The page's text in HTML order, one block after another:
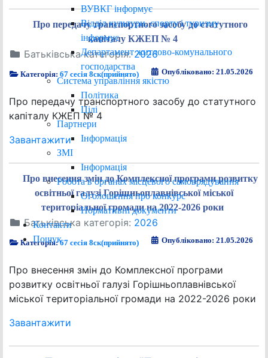
ВУВКГ інформує
Відділ культури, спорту і туризму
інформує
Департамент житлово-комунального
господарства
Система управління якістю
Політика
Цілі
Партнери
Інформація
ЗМІ
Інформація
Робота в органах місцевого самоврядування
Оголошення про конкурс
Нормативні документи
Контакти
Пошук
Про передачу транспортного засобу до статутного
капіталу КЖЕП № 4
Батьківська категорія:2026
Категорія:67 сесія 8ск(прийнято) Опубліковано: 21.05.2026
Про передачу транспортного засобу до статутного
капіталу КЖЕП № 4
Завантажити
Про внесення змін до Комплексної програми розвитку
освітньої галузі Горішньоплавнівської міської
територіальної громади на 2022-2026 роки
Батьківська категорія: 2026
Категорія:67 сесія 8ск(прийнято) Опубліковано: 21.05.2026
Про внесення змін до Комплексної програми
розвитку освітньої галузі Горішньоплавнівської
міської територіальної громади на 2022-2026 роки
Завантажити